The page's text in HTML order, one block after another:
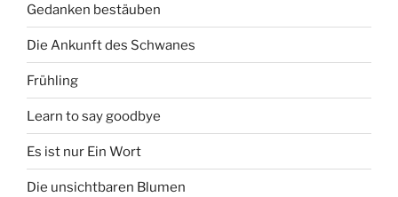
Gedanken bestäuben
Die Ankunft des Schwanes
Frühling
Learn to say goodbye
Es ist nur Ein Wort
Die unsichtbaren Blumen